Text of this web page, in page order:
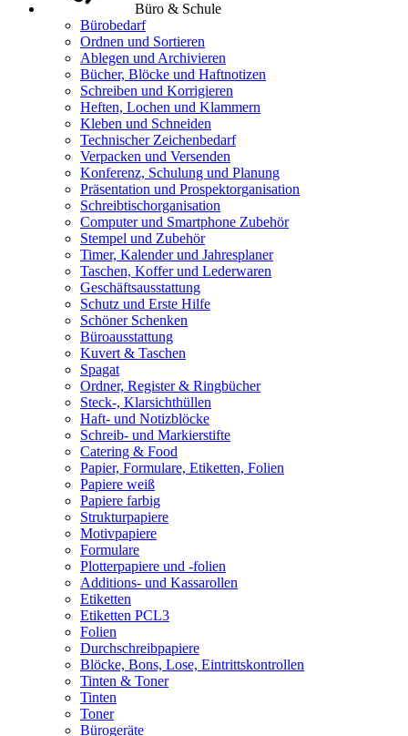
Büro & Schule
Bürobedarf
Ordnen und Sortieren
Ablegen und Archivieren
Bücher, Blöcke und Haftnotizen
Schreiben und Korrigieren
Heften, Lochen und Klammern
Kleben und Schneiden
Technischer Zeichenbedarf
Verpacken und Versenden
Konferenz, Schulung und Planung
Präsentation und Prospektorganisation
Schreibtischorganisation
Computer und Smartphone Zubehör
Stempel und Zubehör
Timer, Kalender und Jahresplaner
Taschen, Koffer und Lederwaren
Geschäftsausstattung
Schutz und Erste Hilfe
Schöner Schenken
Büroausstattung
Kuvert & Taschen
Spagat
Ordner, Register & Ringbücher
Steck-, Klarsichthüllen
Haft- und Notizblöcke
Schreib- und Markierstifte
Catering & Food
Papier, Formulare, Etiketten, Folien
Papiere weiß
Papiere farbig
Strukturpapiere
Motivpapiere
Formulare
Plotterpapiere und -folien
Additions- und Kassarollen
Etiketten
Etiketten PCL3
Folien
Durchschreibpapiere
Blöcke, Bons, Lose, Eintrittskontrollen
Tinten & Toner
Tinten
Toner
Bürogeräte